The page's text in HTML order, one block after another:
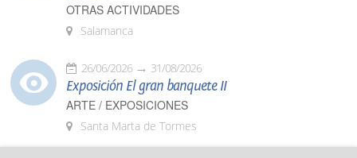
OTRAS ACTIVIDADES
Salamanca
26/06/2026 31/08/2026
Exposición El gran banquete II
ARTE / EXPOSICIONES
Santa Marta de Tormes